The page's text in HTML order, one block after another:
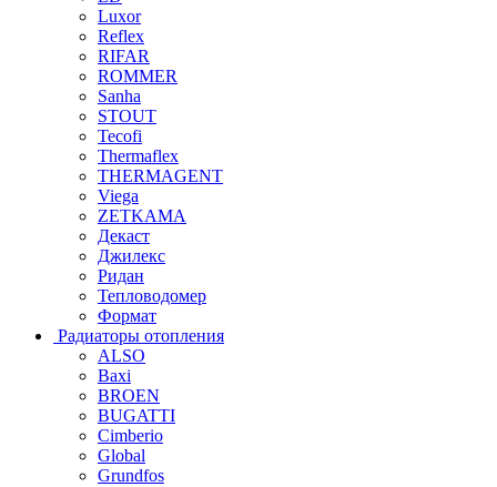
Luxor
Reflex
RIFAR
ROMMER
Sanha
STOUT
Tecofi
Thermaflex
THERMAGENT
Viega
ZETKAMA
Декаст
Джилекс
Ридан
Тепловодомер
Формат
Радиаторы отопления
ALSO
Baxi
BROEN
BUGATTI
Cimberio
Global
Grundfos